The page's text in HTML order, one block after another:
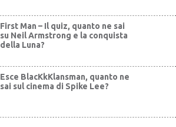
First Man – Il quiz, quanto ne sai
su Neil Armstrong e la conquista
della Luna?
Esce BlacKkKlansman, quanto ne
sai sul cinema di Spike Lee?